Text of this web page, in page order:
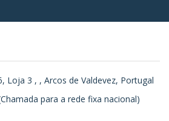
Loja 3 , , Arcos de Valdevez, Portugal
para a rede fixa nacional)